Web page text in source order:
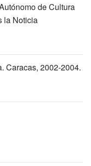
de Cultura
la Noticia
Caracas, 2002-2004.